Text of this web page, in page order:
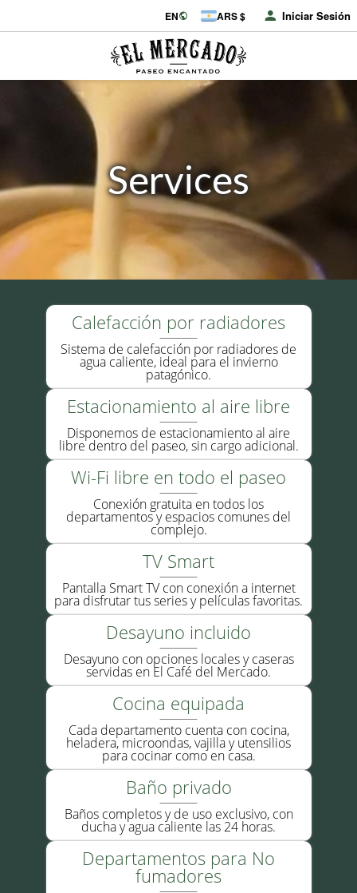
EN ARS $ Iniciar Sesión
Services
Calefacción por radiadores
Sistema de calefacción por radiadores de
agua caliente, ideal para el invierno
patagónico.
Estacionamiento al aire libre
Disponemos de estacionamiento al aire
libre dentro del paseo, sin cargo adicional.
Wi-Fi libre en todo el paseo
Conexión gratuita en todos los
departamentos y espacios comunes del
complejo.
TV Smart
Pantalla Smart TV con conexión a internet
para disfrutar tus series y películas favoritas.
Desayuno incluido
Desayuno con opciones locales y caseras
servidas en El Café del Mercado.
Cocina equipada
Cada departamento cuenta con cocina,
heladera, microondas, vajilla y utensilios
para cocinar como en casa.
Baño privado
Baños completos y de uso exclusivo, con
ducha y agua caliente las 24 horas.
Departamentos para No
fumadores